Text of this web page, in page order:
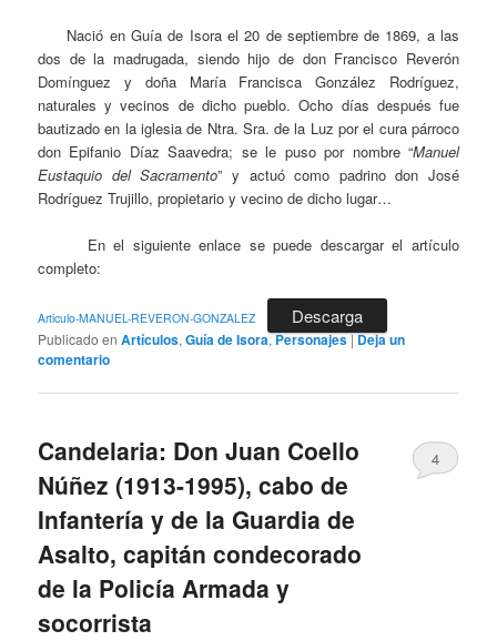
Nació en Guía de Isora el 20 de septiembre de 1869, a las
dos de la madrugada, siendo hijo de don Francisco Reverón
Domínguez y doña María Francisca González Rodríguez,
naturales y vecinos de dicho pueblo. Ocho días después fue
bautizado en la iglesia de Ntra. Sra. de la Luz por el cura párroco
don Epifanio Díaz Saavedra; se le puso por nombre “Manuel
Eustaquio del Sacramento” y actuó como padrino don José
Rodríguez Trujillo, propietario y vecino de dicho lugar…
En el siguiente enlace se puede descargar el artículo
completo:
Articulo-MANUEL-REVERON-GONZALEZ Descarga
Publicado en Artículos,Guía de Isora,Personajes|Deja un
comentario
Candelaria: Don Juan Coello
Núñez (1913-1995), cabo de
Infantería y de la Guardia de
Asalto, capitán condecorado
de la Policía Armada y
socorrista
4